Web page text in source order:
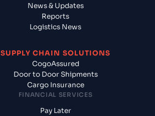
News & Updates
Reports
Logistics News
SUPPLY CHAIN SOLUTIONS
CogoAssured
Door to Door Shipments
Cargo Insurance
FINANCIAL SERVICES
Pay Later